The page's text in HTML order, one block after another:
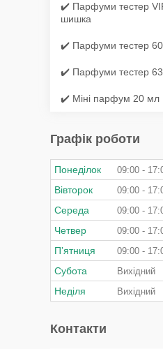
✔️ Парфуми тестер
шишка
✔️ Парфуми тестер
✔️ Парфуми тестер
✔️ Міні парфум 20 мл
Графік роботи
Понеділок 09:00
Вівторок 09:00
Середа 09:00
Четвер 09:00
Пʼятниця 09:00
Субота Вихідний
Неділя Вихідний
Контакти